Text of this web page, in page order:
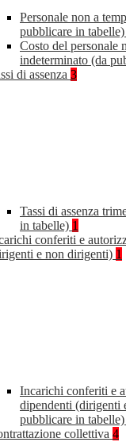
Personale non a
pubblicare in tabelle)
Costo del personale
indeterminato (da
di assenza 3
Tassi di assenza
in tabelle) 1
conferiti e
e non dirigenti) 1
Incarichi conferiti e
dipendenti (dirigenti
pubblicare in tabelle)
collettiva 4